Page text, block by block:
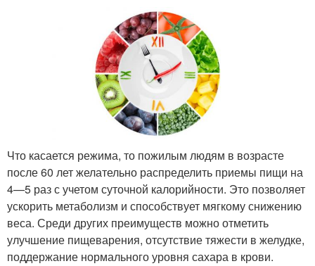
Что касается режима, то пожилым людям в возрасте
после 60 лет желательно распределить приемы пищи на
4—5 раз с учетом суточной калорийности. Это позволяет
ускорить метаболизм и способствует мягкому снижению
веса. Среди других преимуществ можно отметить
улучшение пищеварения, отсутствие тяжести в желудке,
поддержание нормального уровня сахара в крови.